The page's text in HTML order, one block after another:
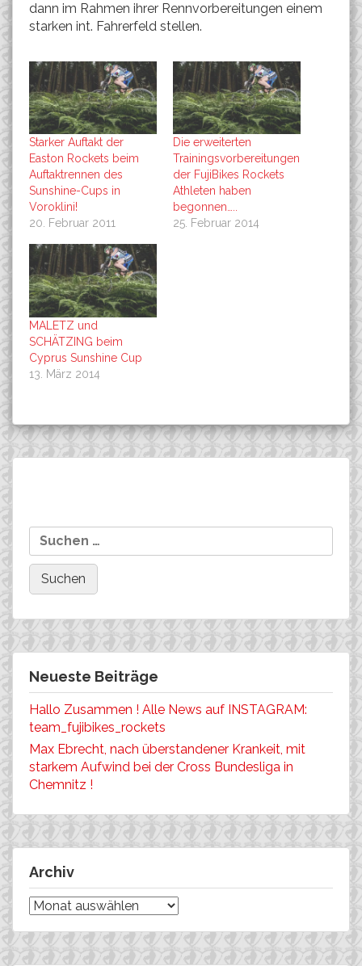
dann im Rahmen ihrer Rennvorbereitungen einem
starken int. Fahrerfeld stellen.
Starker Auftakt der
Easton Rockets beim
Auftaktrennen des
Sunshine-Cups in
Voroklini!
20. Februar 2011
Die erweiterten
Trainingsvorbereitungen
der FujiBikes Rockets
Athleten haben
begonnen…..
25. Februar 2014
MALETZ und
SCHÄTZING beim
Cyprus Sunshine Cup
13. März 2014
Neueste Beiträge
Hallo Zusammen ! Alle News auf INSTAGRAM:
team_fujibikes_rockets
Max Ebrecht, nach überstandener Krankeit, mit
starkem Aufwind bei der Cross Bundesliga in
Chemnitz !
Archiv
Archiv